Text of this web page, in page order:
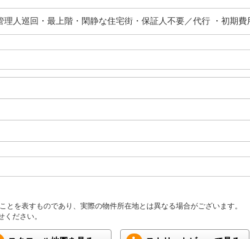
理人巡回・最上階・閑静な住宅街・保証人不要／代行 ・初期
を表すものであり、実際の物件所在地とは異なる場合がございます。
ださい。